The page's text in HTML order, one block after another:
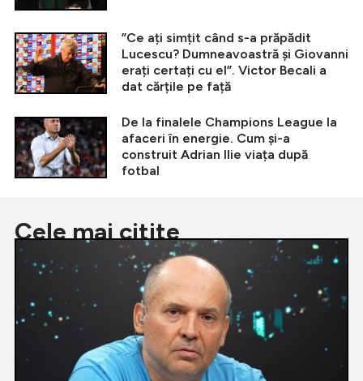
”Ce ați simțit când s-a prăpădit
Lucescu? Dumneavoastră și Giovanni
erați certați cu el”. Victor Becali a
dat cărțile pe față
De la finalele Champions League la
afaceri în energie. Cum și-a
construit Adrian Ilie viața după
fotbal
Cele mai citite